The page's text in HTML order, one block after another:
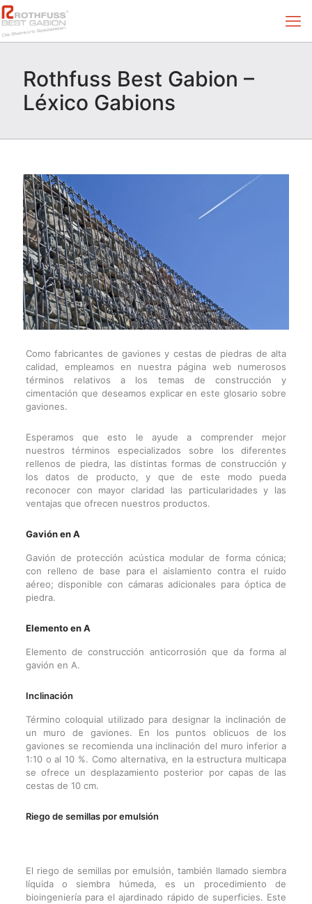
Rothfuss Best Gabion –
Léxico Gabions
Como fabricantes de gaviones y cestas de piedras de alta
calidad, empleamos en nuestra página web numerosos
términos relativos a los temas de construcción y
cimentación que deseamos explicar en este glosario sobre
gaviones.
Esperamos que esto le ayude a comprender mejor
nuestros términos especializados sobre los diferentes
rellenos de piedra, las distintas formas de construcción y
los datos de producto, y que de este modo pueda
reconocer con mayor claridad las particularidades y las
ventajas que ofrecen nuestros productos.
Gavión en A
Gavión de protección acústica modular de forma cónica;
con relleno de base para el aislamiento contra el ruido
aéreo; disponible con cámaras adicionales para óptica de
piedra.
Elemento en A
Elemento de construcción anticorrosión que da forma al
gavión en A.
Inclinación
Término coloquial utilizado para designar la inclinación de
un muro de gaviones. En los puntos oblicuos de los
gaviones se recomienda una inclinación del muro inferior a
1:10 o al 10 %. Como alternativa, en la estructura multicapa
se ofrece un desplazamiento posterior por capas de las
cestas de 10 cm.
Riego de semillas por emulsión
El riego de semillas por emulsión, también llamado siembra
líquida o siembra húmeda, es un procedimiento de
bioingeniería para el ajardinado rápido de superficies. Este